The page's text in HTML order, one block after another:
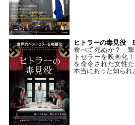
ヒトラーの毒見役
食べて死ぬか？ 撃
トセラーを映画化
を命令された女性
本当にあった知られ